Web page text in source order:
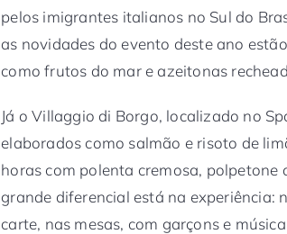
pelos imigrantes italianos no Sul do
as novidades do evento deste ano
como frutos do mar e azeitonas
Já o Villaggio di Borgo, localizado no
elaborados como salmão e risoto de
horas com polenta cremosa, polpetone
grande diferencial está na experiência:
carte, nas mesas, com garçons e